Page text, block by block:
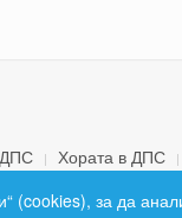
Хората в ДПС
(cookies), за да